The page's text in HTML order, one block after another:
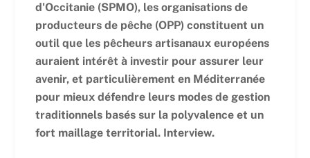
d'Occitanie (SPMO), les organisations de
producteurs de pêche (OPP) constituent un
outil que les pêcheurs artisanaux européens
auraient intérêt à investir pour assurer leur
avenir, et particulièrement en Méditerranée
pour mieux défendre leurs modes de gestion
traditionnels basés sur la polyvalence et un
fort maillage territorial. Interview.